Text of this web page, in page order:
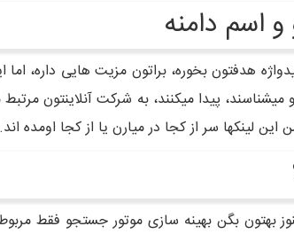
اسم دامنه
هدفتون بخوره، براتون مزیت هایی داره،
میشناسند، پیدا میکنند، به شرکت آنلاینتون
لینکها سر از کجا در میارن یا از کجا اومده اند.
بهتون بگن بهینه سازی موتور جستجو فقط